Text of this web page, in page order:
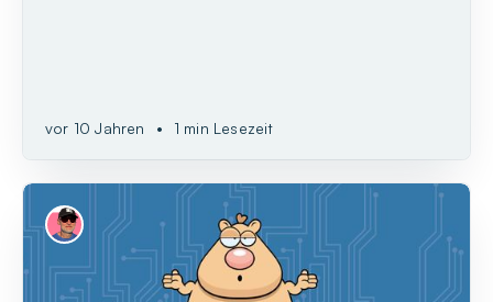
vor 10 Jahren • 1 min Lesezeit